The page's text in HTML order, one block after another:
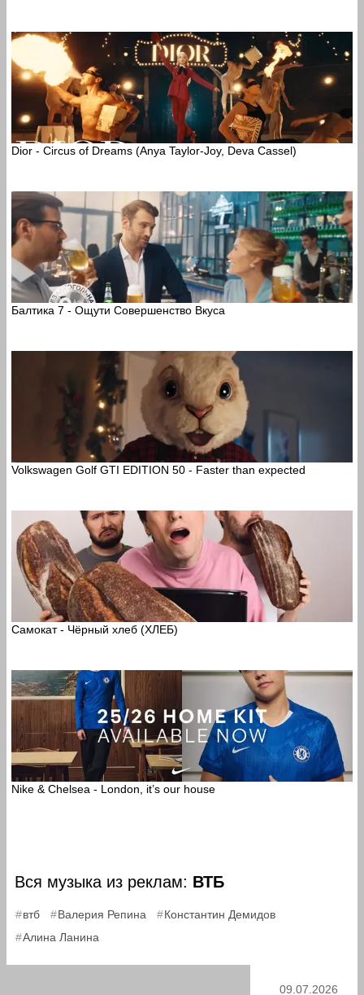
Dior - Circus of Dreams (Anya Taylor-Joy, Deva Cassel)
Балтика 7 - Ощути Совершенство Вкуса
Volkswagen Golf GTI EDITION 50 - Faster than expected
Самокат - Чёрный хлеб (ХЛЕБ)
Nike & Chelsea - London, it’s our house
Вся музыка из реклам: ВТБ
втб Валерия Репина Константин Демидов
Алина Ланина
09.07.2026